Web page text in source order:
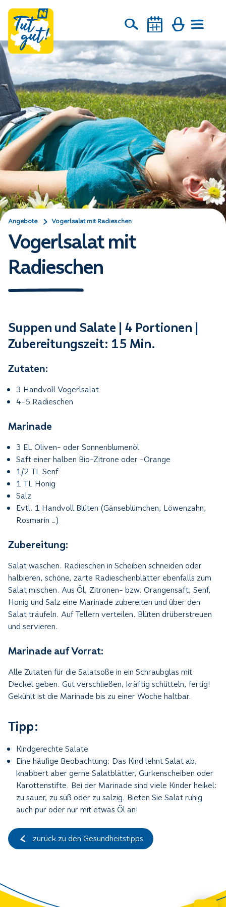
Angebote Vogerlsalat mit Radieschen
Vogerlsalat mit
Radieschen
Suppen und Salate | 4 Portionen |
Zubereitungszeit: 15 Min.
Zutaten:
3 Handvoll Vogerlsalat
4-5 Radieschen
Marinade
3 EL Oliven- oder Sonnenblumenöl
Saft einer halben Bio-Zitrone oder -Orange
1/2 TL Senf
1 TL Honig
Salz
Evtl. 1 Handvoll Blüten (Gänseblümchen, Löwenzahn,
Rosmarin ...)
Zubereitung:
Salat waschen. Radieschen in Scheiben schneiden oder
halbieren, schöne, zarte Radieschenblätter ebenfalls zum
Salat mischen. Aus Öl, Zitronen- bzw. Orangensaft, Senf,
Honig und Salz eine Marinade zubereiten und über den
Salat träufeln. Auf Tellern verteilen. Blüten drüberstreuen
und servieren.
Marinade auf Vorrat:
Alle Zutaten für die Salatsoße in ein Schraubglas mit
Deckel geben. Gut verschließen, kräftig schütteln, fertig!
Gekühlt ist die Marinade bis zu einer Woche haltbar.
Tipp:
Kindgerechte Salate
Eine häufige Beobachtung: Das Kind lehnt Salat ab,
knabbert aber gerne Salatblätter, Gurkenscheiben oder
Karottenstifte. Bei der Marinade sind viele Kinder heikel:
zu sauer, zu süß oder zu salzig. Bieten Sie Salat ruhig
auch pur oder nur mit etwas Öl an!
zurück zu den Gesundheitstipps